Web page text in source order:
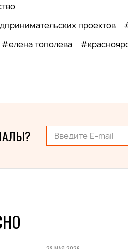
проектов
#елена тополева